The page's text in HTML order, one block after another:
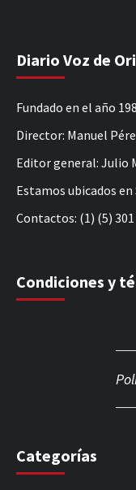
Diario Voz de
Fundado en el año
Director: Manuel
Editor general: Julio
Estamos ubicados
Contactos: (1) (5) 301
Condiciones y
Categorías